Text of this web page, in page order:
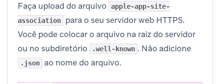
Faça upload do arquivo
apple-app-site-
association
para o seu servidor web HTTPS.
Você pode colocar o arquivo na raiz do servidor
ou no subdiretório
.well-known . Não adicione
.json ao nome do arquivo.